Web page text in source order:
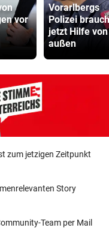
vor
Vorarlbergs
Polizei
jetzt Hilfe von
außen
zum jetzigen Zeitpunkt
Story
Team per Mail